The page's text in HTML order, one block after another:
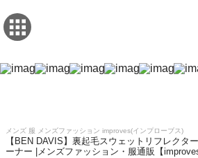
メンズ 服 メンズファッション improves(インプローブス)
【BEN DAVIS】裏起毛スウェットリフレクタ
ーナー |メンズファッション・服通販【